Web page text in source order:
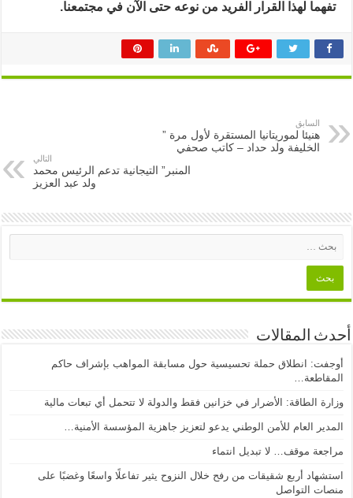
تفهما لهذا القرار الفريد من نوعه حتى الآن في مجتمعنا.
السابق
هنيئا لموريتانيا المستقرة لأول مرة ”
الخليفة ولد حداد – كاتب صحفي
التالي
المنبر” التيجانية تدعم الرئيس محمد
ولد عبد العزيز
أحدث المقالات
أوجفت: انطلاق حملة تحسيسية حول مسابقة المواهب بإشراف حاكم
المقاطعة…
وزارة الطاقة: الأضرار في خزانين فقط والدولة لا تتحمل أي تبعات مالية
المدير العام للأمن الوطني يدعو لتعزيز جاهزية المؤسسة الأمنية…
مراجعة موقف… لا تبديل انتماء
استشهاد أربع شقيقات من رفح خلال النزوح يثير تفاعلًا واسعًا وغضبًا على
منصات التواصل